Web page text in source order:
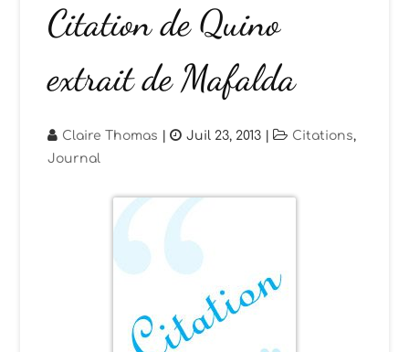
Citation de Quino
extrait de Mafalda
Claire Thomas | Juil 23, 2013 | Citations,
Journal